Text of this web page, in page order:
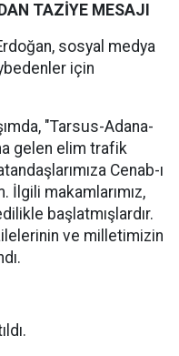
TAZİYE MESAJI
sosyal medya
için
"Tarsus-Adana-
gelen elim trafik
Cenab-ı
İlgili makamlarımız,
başlatmışlardır.
ve milletimizin